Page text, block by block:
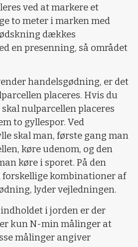
ved at markere et
to meter i marken med
dækkes
en presenning, så området
handelsgødning, er det
placeres. Hvis du
nulparcellen placeres
to gyllespor. Ved
skal man, første gang man
køre udenom, og den
køre i sporet. På den
forskellige kombinationer af
lyder vejledningen.
i jorden er der
kun N-min målinger at
målinger angiver